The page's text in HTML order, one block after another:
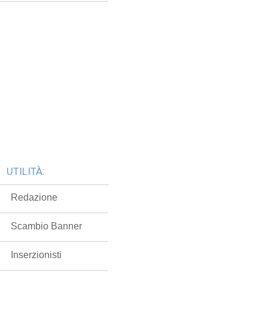
UTILITÀ:
Redazione
Scambio Banner
Inserzionisti